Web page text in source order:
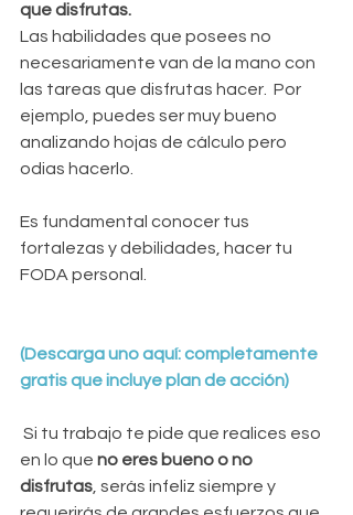
que disfrutas.
Las habilidades que posees no
necesariamente van de la mano con
las tareas que disfrutas hacer.  Por
ejemplo, puedes ser muy bueno
analizando hojas de cálculo pero
odias hacerlo.
Es fundamental conocer tus
fortalezas y debilidades, hacer tu
FODA personal.
(Descarga uno aquí: completamente
gratis que incluye plan de acción)
en lo que no eres bueno o no
disfrutas , serás infeliz siempre y